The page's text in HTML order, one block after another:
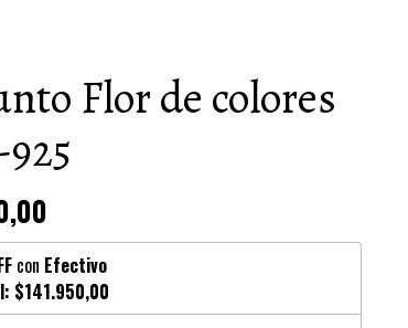
Flor de colores
con Efectivo
$141.950,00